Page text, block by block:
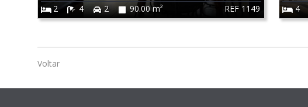
REF 1149
2
4 2 90.00 m²
4
Voltar